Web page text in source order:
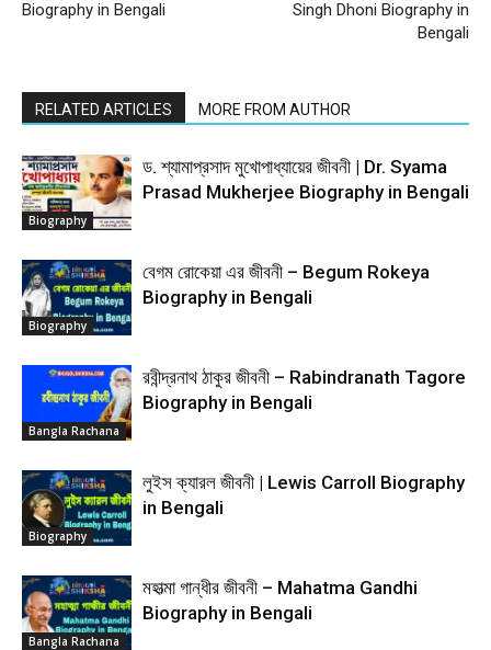
Biography in Bengali
Singh Dhoni Biography in
Bengali
RELATED ARTICLES MORE FROM AUTHOR
Biography
ড. শ্যামাপ্রসাদ মুখোপাধ্যায়ের জীবনী | Dr. Syama
Prasad Mukherjee Biography in Bengali
Biography
বেগম রোকেয়া এর জীবনী – Begum Rokeya
Biography in Bengali
Bangla Rachana
রবীন্দ্রনাথ ঠাকুর জীবনী – Rabindranath Tagore
Biography in Bengali
Biography
লুইস ক্যারল জীবনী | Lewis Carroll Biography
in Bengali
Bangla Rachana
মহাত্মা গান্ধীর জীবনী – Mahatma Gandhi
Biography in Bengali